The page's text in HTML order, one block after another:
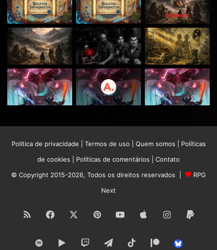
Política de privacidade Termos de uso Quem somos
Políticas
de cookies
Políticas de comentários
Contato
© Copyright 2015-2026, Todos os direitos reservados |
RPG
Next
RSS Facebook PinterestYouTubeAppleInstagram
SpotifyGoogle TwitchTelegramTikTokPatreon